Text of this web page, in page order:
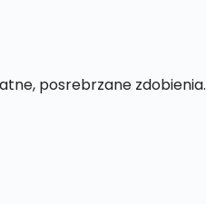
posrebrzane zdobienia.